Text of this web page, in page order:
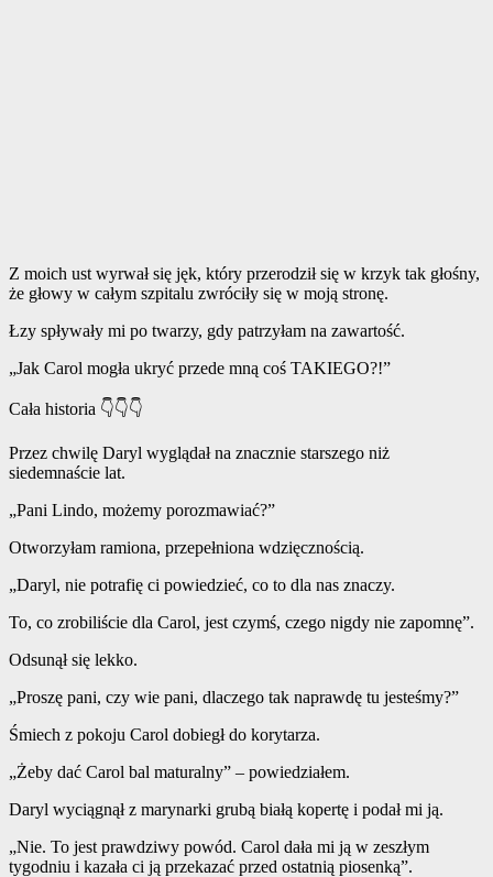
Z moich ust wyrwał się jęk, który przerodził się w krzyk tak głośny,
że głowy w całym szpitalu zwróciły się w moją stronę.
Łzy spływały mi po twarzy, gdy patrzyłam na zawartość.
„Jak Carol mogła ukryć przede mną coś TAKIEGO?!”
Cała historia 👇👇👇
Przez chwilę Daryl wyglądał na znacznie starszego niż
siedemnaście lat.
„Pani Lindo, możemy porozmawiać?”
Otworzyłam ramiona, przepełniona wdzięcznością.
„Daryl, nie potrafię ci powiedzieć, co to dla nas znaczy.
To, co zrobiliście dla Carol, jest czymś, czego nigdy nie zapomnę”.
Odsunął się lekko.
„Proszę pani, czy wie pani, dlaczego tak naprawdę tu jesteśmy?”
Śmiech z pokoju Carol dobiegł do korytarza.
„Żeby dać Carol bal maturalny” – powiedziałem.
Daryl wyciągnął z marynarki grubą białą kopertę i podał mi ją.
„Nie. To jest prawdziwy powód. Carol dała mi ją w zeszłym
tygodniu i kazała ci ją przekazać przed ostatnią piosenką”.